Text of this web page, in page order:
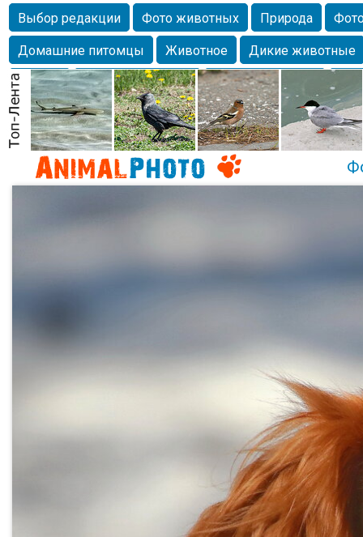
Выбор редакции Фото животных Природа
Домашние питомцы
Животное
Дикие животные
Собаки
Alexanderandronik Млекопитающие
Морда
Собачка Осень Портрет
Домашние
Насекомое
Коты Lebert Дикие птицы Утка